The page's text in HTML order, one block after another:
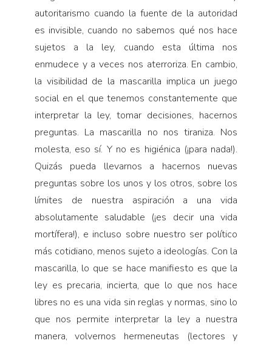
autoritarismo cuando la fuente de la autoridad
es invisible, cuando no sabemos qué nos hace
sujetos a la ley, cuando esta última nos
enmudece y a veces nos aterroriza. En cambio,
la visibilidad de la masca­rilla implica un juego
social en el que tenemos constantemente que
in­terpretar la ley, tomar decisiones, hacernos
preguntas. La masca­rilla no nos tiraniza. Nos
molesta, eso sí. Y no es higiénica (¡para nada!).
Quizás pueda llevarnos a hacernos nuevas
preguntas sobre los unos y los otros, so­bre los
límites de nuestra aspiración a una vida
absolutamente saluda­ble (¡es decir una vida
mortífera!), e incluso sobre nuestro ser políti­co
más cotidiano, menos sujeto a ideologías. Con la
mascarilla, lo que se hace manifiesto es que la
ley es precaria, incierta, que lo que nos hace
libres no es una vida sin reglas y normas, sino lo
que nos permite interpretar la ley a nuestra
manera, volvernos hermeneutas (lectores y